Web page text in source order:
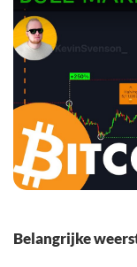
Belangrijke